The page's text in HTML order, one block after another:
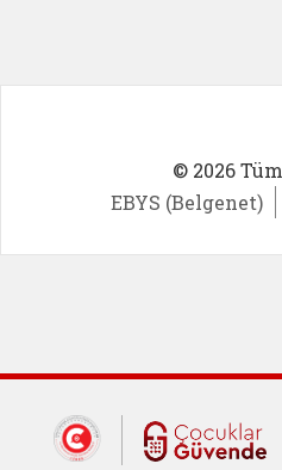
© 2026
EBYS (Belgenet)
Dış